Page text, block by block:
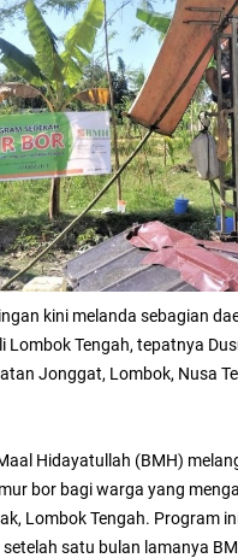
kini melanda sebagian
Lombok Tengah, tepatnya
Jonggat, Lombok, Nusa
Hidayatullah (BMH)
bor bagi warga yang
Lombok Tengah. Program
satu bulan lamanya